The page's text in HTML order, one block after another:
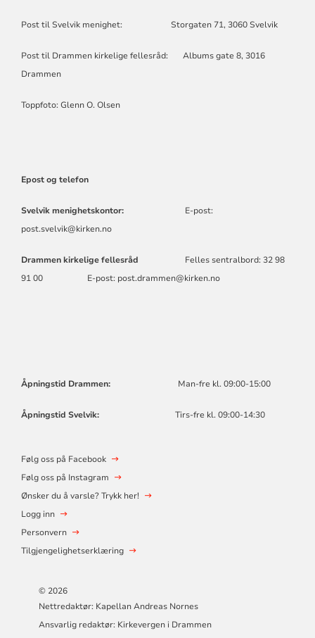
Post til Svelvik menighet: Storgaten 71, 3060 Svelvik
Post til Drammen kirkelige fellesråd: Albums gate 8, 3016
Drammen
Toppfoto: Glenn O. Olsen
Epost og telefon
Svelvik menighetskontor:
E-post:
post.svelvik@kirken.no
Drammen kirkelige fellesråd Felles sentralbord: 32 98
91 00 E-post: post.drammen@kirken.no
Åpningstid Drammen: Man-fre kl. 09:00-15:00
Åpningstid Svelvik: Tirs-fre kl. 09:00-14:30
Følg oss på Facebook
Følg oss på Instagram
Ønsker du å varsle? Trykk her!
Logg inn
Personvern
Tilgjengelighetserklæring
© 2026
Nettredaktør: Kapellan Andreas Nornes
Ansvarlig redaktør: Kirkevergen i Drammen